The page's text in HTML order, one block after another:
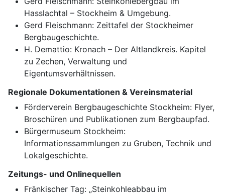
Hasslachtal – Stockheim & Umgebung.
Gerd Fleischmann: Zeittafel der Stockheimer
Bergbaugeschichte.
H. Demattio: Kronach – Der Altlandkreis. Kapitel
zu Zechen, Verwaltung und
Eigentumsverhältnissen.
Regionale Dokumentationen & Vereinsmaterial
Förderverein Bergbaugeschichte Stockheim: Flyer,
Broschüren und Publikationen zum Bergbaupfad.
Bürgermuseum Stockheim:
Informationssammlungen zu Gruben, Technik und
Lokalgeschichte.
Zeitungs- und Onlinequellen
Fränkischer Tag: „Steinkohleabbau im